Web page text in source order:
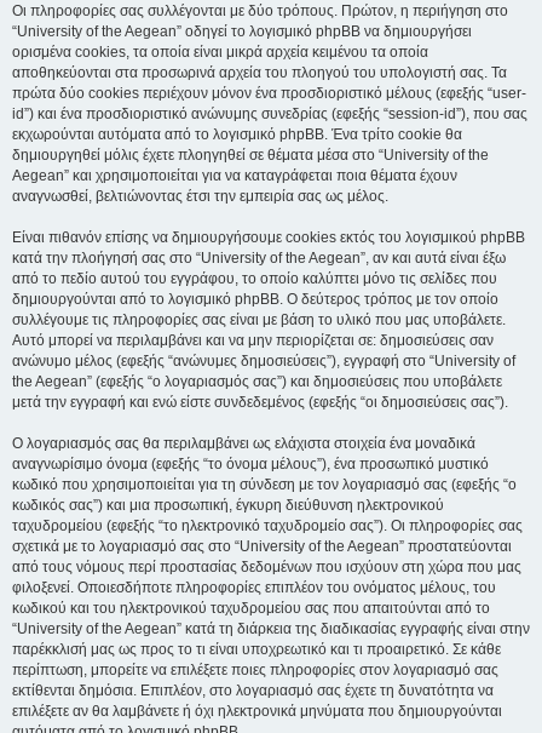
Οι πληροφορίες σας συλλέγονται με δύο τρόπους. Πρώτον, η περιήγηση στο
“University of the Aegean” οδηγεί το λογισμικό phpBB να δημιουργήσει
ορισμένα cookies, τα οποία είναι μικρά αρχεία κειμένου τα οποία
αποθηκεύονται στα προσωρινά αρχεία του πλοηγού του υπολογιστή σας. Τα
πρώτα δύο cookies περιέχουν μόνον ένα προσδιοριστικό μέλους (εφεξής “user-
id”) και ένα προσδιοριστικό ανώνυμης συνεδρίας (εφεξής “session-id”), που σας
εκχωρούνται αυτόματα από το λογισμικό phpBB. Ένα τρίτο cookie θα
δημιουργηθεί μόλις έχετε πλοηγηθεί σε θέματα μέσα στο “University of the
Aegean” και χρησιμοποιείται για να καταγράφεται ποια θέματα έχουν
αναγνωσθεί, βελτιώνοντας έτσι την εμπειρία σας ως μέλος.
Είναι πιθανόν επίσης να δημιουργήσουμε cookies εκτός του λογισμικού phpBB
κατά την πλοήγησή σας στο “University of the Aegean”, αν και αυτά είναι έξω
από το πεδίο αυτού του εγγράφου, το οποίο καλύπτει μόνο τις σελίδες που
δημιουργούνται από το λογισμικό phpBB. Ο δεύτερος τρόπος με τον οποίο
συλλέγουμε τις πληροφορίες σας είναι με βάση το υλικό που μας υποβάλετε.
Αυτό μπορεί να περιλαμβάνει και να μην περιορίζεται σε: δημοσιεύσεις σαν
ανώνυμο μέλος (εφεξής “ανώνυμες δημοσιεύσεις”), εγγραφή στο “University of
the Aegean” (εφεξής “ο λογαριασμός σας”) και δημοσιεύσεις που υποβάλετε
μετά την εγγραφή και ενώ είστε συνδεδεμένος (εφεξής “οι δημοσιεύσεις σας”).
Ο λογαριασμός σας θα περιλαμβάνει ως ελάχιστα στοιχεία ένα μοναδικά
αναγνωρίσιμο όνομα (εφεξής “το όνομα μέλους”), ένα προσωπικό μυστικό
κωδικό που χρησιμοποιείται για τη σύνδεση με τον λογαριασμό σας (εφεξής “ο
κωδικός σας”) και μια προσωπική, έγκυρη διεύθυνση ηλεκτρονικού
ταχυδρομείου (εφεξής “το ηλεκτρονικό ταχυδρομείο σας”). Οι πληροφορίες σας
σχετικά με το λογαριασμό σας στο “University of the Aegean” προστατεύονται
από τους νόμους περί προστασίας δεδομένων που ισχύουν στη χώρα που μας
φιλοξενεί. Οποιεσδήποτε πληροφορίες επιπλέον του ονόματος μέλους, του
κωδικού και του ηλεκτρονικού ταχυδρομείου σας που απαιτούνται από το
“University of the Aegean” κατά τη διάρκεια της διαδικασίας εγγραφής είναι στην
παρέκκλισή μας ως προς το τι είναι υποχρεωτικό και τι προαιρετικό. Σε κάθε
περίπτωση, μπορείτε να επιλέξετε ποιες πληροφορίες στον λογαριασμό σας
εκτίθενται δημόσια. Επιπλέον, στο λογαριασμό σας έχετε τη δυνατότητα να
επιλέξετε αν θα λαμβάνετε ή όχι ηλεκτρονικά μηνύματα που δημιουργούνται